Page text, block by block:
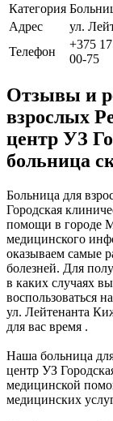
Категория
Адрес
ул.
Телефон
+375
00-75
Отзывы и
взрослых
центр УЗ
больница
Больница для
Городская
помощи в городе
медицинского
оказываем самые
болезней. Для
в каких случаях
воспользоваться
ул. Лейтенанта
для вас время .
Наша больница
центр УЗ
медицинской
медицинских